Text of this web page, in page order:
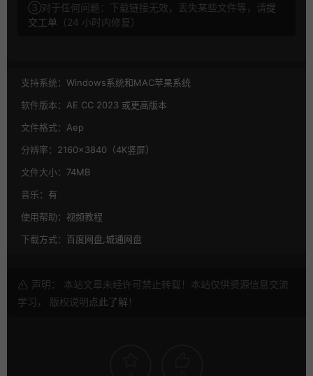
③对于任何问题：下载链接无效，丢失某些文件等，请提
交工单 （24 小时内修复）
支持系统： Windows系统和MAC苹果系统
软件版本： AE CC 2023 或更高版本
文件格式： Aep
分辨率： 2160×3840（4K竖屏）
文件大小： 74MB
音乐： 有
使用帮助： 视频教程
下载方式： 百度网盘,城通网盘
声明： 本站文章未经许可禁止转载！本站仅供资源信息交流
学习， 版权说明点此了解 ！